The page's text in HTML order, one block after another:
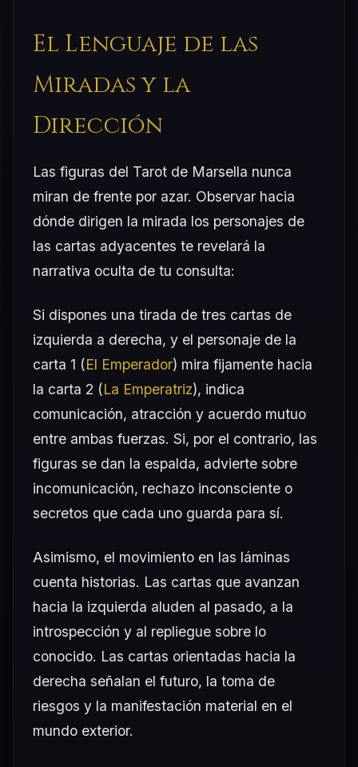
El Lenguaje de las
Miradas y la
Dirección
Las figuras del Tarot de Marsella nunca
miran de frente por azar. Observar hacia
dónde dirigen la mirada los personajes de
las cartas adyacentes te revelará la
narrativa oculta de tu consulta:
Si dispones una tirada de tres cartas de
izquierda a derecha, y el personaje de la
carta 1 (El Emperador) mira fijamente hacia
la carta 2 (La Emperatriz), indica
comunicación, atracción y acuerdo mutuo
entre ambas fuerzas. Si, por el contrario, las
figuras se dan la espalda, advierte sobre
incomunicación, rechazo inconsciente o
secretos que cada uno guarda para sí.
Asimismo, el movimiento en las láminas
cuenta historias. Las cartas que avanzan
hacia la izquierda aluden al pasado, a la
introspección y al repliegue sobre lo
conocido. Las cartas orientadas hacia la
derecha señalan el futuro, la toma de
riesgos y la manifestación material en el
mundo exterior.